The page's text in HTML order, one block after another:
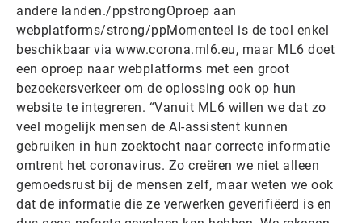
andere landen./ppstrongOproep aan
webplatforms/strong/ppMomenteel is de tool enkel
beschikbaar via www.corona.ml6.eu, maar ML6 doet
een oproep naar webplatforms met een groot
bezoekersverkeer om de oplossing ook op hun
website te integreren. “Vanuit ML6 willen we dat zo
veel mogelijk mensen de AI-assistent kunnen
gebruiken in hun zoektocht naar correcte informatie
omtrent het coronavirus. Zo creëren we niet alleen
gemoedsrust bij de mensen zelf, maar weten we ook
dat de informatie die ze verwerken geverifiëerd is en